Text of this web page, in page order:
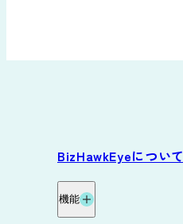
BizHawkEyeについて
機能